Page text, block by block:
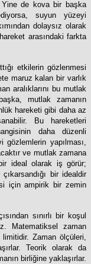
Yine de kova bir başka
suyun yüzeyi
dolaysız olarak
arasındaki farkta
etkilerin gözlenmesi
maruz kalan bir varlık
aralıklarını bu mutlak
mutlak zamanın
hareketi gibi daha az
Bu hareketleri
daha düzenli
yapılması,
ve mutlak zamana
ideal olarak iş görür;
bir idealdir
için ampirik bir zemin
sınırlı bir koşul
Matematiksel zaman
Zaman ölçüleri,
Teorik olarak da
birliğine yaklaşırlar.